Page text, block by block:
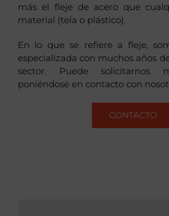
más el fleje de acero que
material (tela o plástico).
En lo que se refiere a fleje,
especializada con muchos años
sector. Puede solicitarnos
poniéndose en contacto con
CONTACTO